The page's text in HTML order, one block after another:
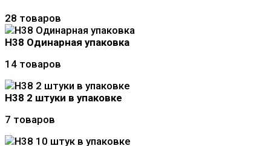
28 товаров
Н38 Одинарная упаковка
14 товаров
Н38 2 штуки в упаковке
7 товаров